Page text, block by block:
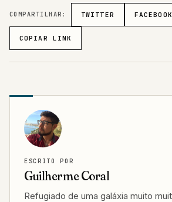
COMPARTILHAR: TWITTER FACEBOOK
COPIAR LINK
ESCRITO POR
Guilherme Coral
Refugiado de uma galáxia muito